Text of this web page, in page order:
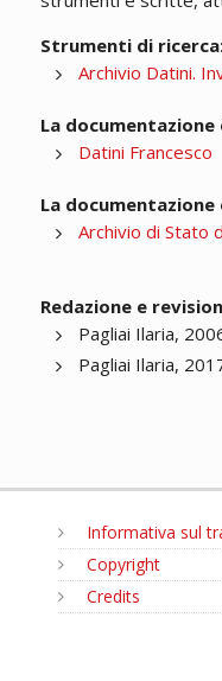
Strumenti di
Archivio Datini.
La
Datini Francesco
La
Archivio di Stato
Redazione e
Pagliai Ilaria,
Pagliai Ilaria,
Informativa sul
Copyright
Credits